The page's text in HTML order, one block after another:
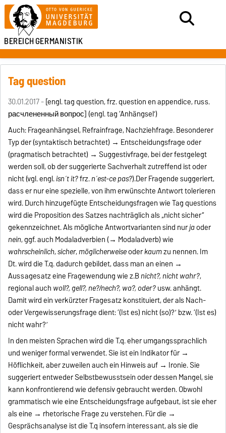
BEREICHGERMANISTIK
Tag question
30.01.2017 -[engl. tag question, frz. question en appendice, russ.
расчлененный вопрос] (engl. tag ‘Anhängsel’)
Auch: Frageanhängsel, Refrainfrage, Nachziehfrage. Besonderer
Typ der (syntaktisch betrachtet) → Entscheidungsfrage oder
(pragmatisch betrachtet) → Suggestivfrage, bei der festgelegt
werden soll, ob der suggerierte Sachverhalt zutreffend ist oder
nicht (vgl. engl.isn´t it?frz.n´est-ce pas?).Der Fragende suggeriert,
dass er nur eine spezielle, von ihm erwünschte Antwort tolerieren
wird. Durch hinzugefügte Entscheidungsfragen wie Tag questions
wird die Proposition des Satzes nachträglich als „nicht sicher“
gekennzeichnet. Als mögliche Antwortvarianten sind nurjaoder
nein, ggf. auch Modaladverbien (→ Modaladverb) wie
wahrscheinlich,sicher,möglicherweiseoderkaumzu nennen. Im
Dt. wird die T.q. dadurch gebildet, dass man an einen →
Aussagesatz eine Fragewendung wie z.Bnicht?, nicht wahr?,
regional auch woll?, gell?, ne?/nech?, wa?, oder?usw. anhängt.
Damit wird ein verkürzter Fragesatz konstituiert, der als Nach-
oder Vergewisserungsfrage dient: ‘(Ist es) nicht (so)?’ bzw. ‘(Ist es)
nicht wahr?’
In den meisten Sprachen wird die T.q. eher umgangssprachlich
und weniger formal verwendet. Sie ist ein Indikator für →
Höflichkeit, aber zuweilen auch ein Hinweis auf → Ironie. Sie
suggeriert entweder Selbstbewusstsein oder dessen Mangel, sie
kann konfrontierend wie defensiv gebraucht werden. Obwohl
grammatisch wie eine Entscheidungsfrage aufgebaut, ist sie eher
als eine → rhetorische Frage zu verstehen. Für die →
Gesprächsanalyse ist die T.q insofern interessant, als sie die